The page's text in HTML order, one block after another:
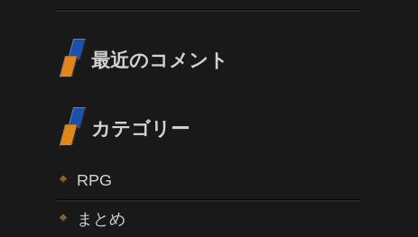
最近のコメント
カテゴリー
RPG
まとめ